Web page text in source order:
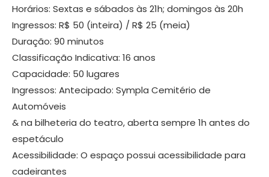
Horários: Sextas e sábados às 21h; domingos às 20h
Ingressos: R$ 50 (inteira) / R$ 25 (meia)
Duração: 90 minutos
Classificação Indicativa: 16 anos
Capacidade: 50 lugares
Ingressos: Antecipado: Sympla Cemitério de
Automóveis
& na bilheteria do teatro, aberta sempre 1h antes do
espetáculo
Acessibilidade: O espaço possui acessibilidade para
cadeirantes